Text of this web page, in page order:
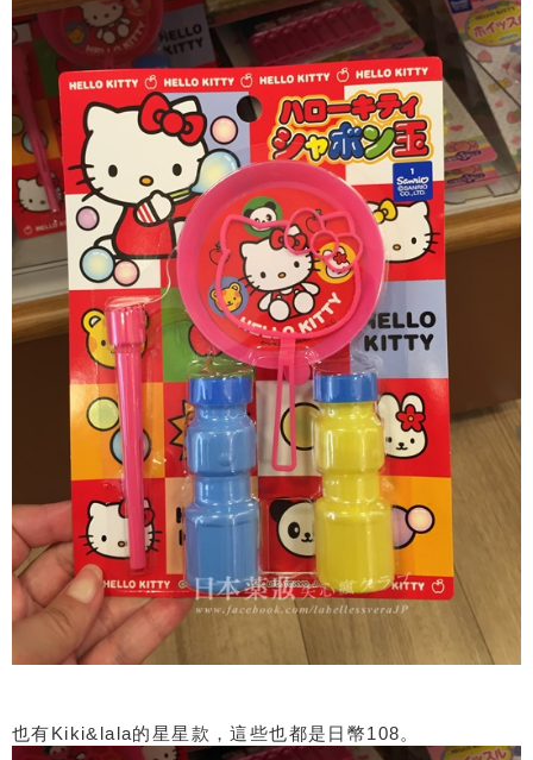
也有Kiki&lala的星星款，這些也都是日幣108。